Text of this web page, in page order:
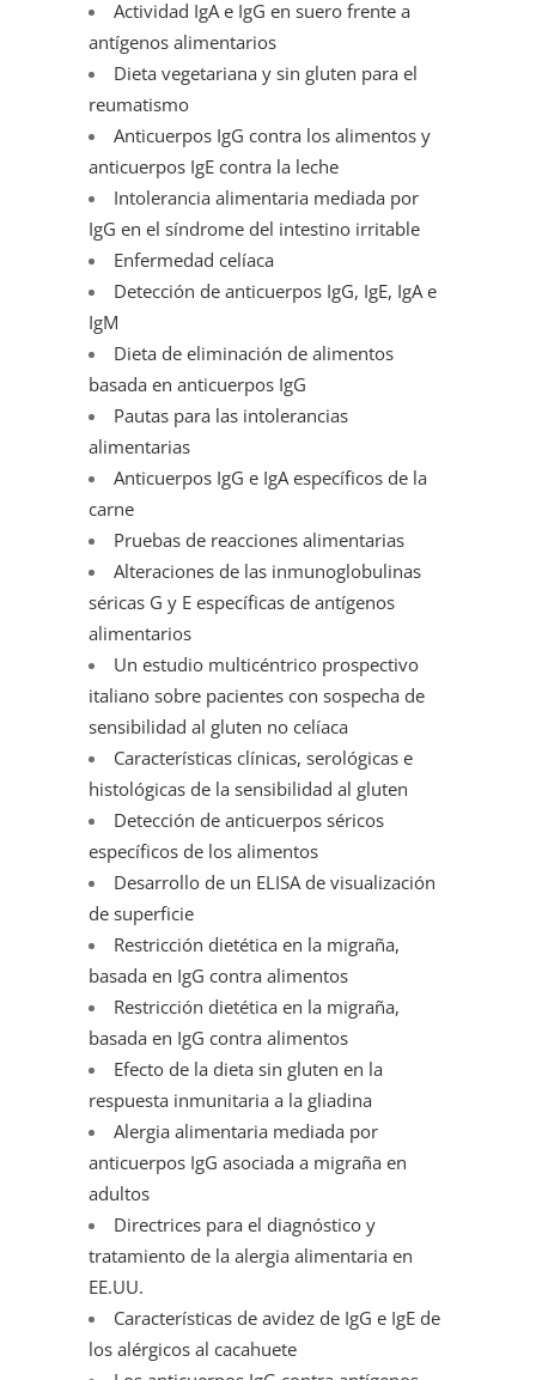
Actividad IgA e IgG en suero frente a
antígenos alimentarios
Dieta vegetariana y sin gluten para el
reumatismo
Anticuerpos IgG contra los alimentos y
anticuerpos IgE contra la leche
Intolerancia alimentaria mediada por
IgG en el síndrome del intestino irritable
Enfermedad celíaca
Detección de anticuerpos IgG, IgE, IgA e
IgM
Dieta de eliminación de alimentos
basada en anticuerpos IgG
Pautas para las intolerancias
alimentarias
Anticuerpos IgG e IgA específicos de la
carne
Pruebas de reacciones alimentarias
Alteraciones de las inmunoglobulinas
séricas G y E específicas de antígenos
alimentarios
Un estudio multicéntrico prospectivo
italiano sobre pacientes con sospecha de
sensibilidad al gluten no celíaca
Características clínicas, serológicas e
histológicas de la sensibilidad al gluten
Detección de anticuerpos séricos
específicos de los alimentos
Desarrollo de un ELISA de visualización
de superficie
Restricción dietética en la migraña,
basada en IgG contra alimentos
Restricción dietética en la migraña,
basada en IgG contra alimentos
Efecto de la dieta sin gluten en la
respuesta inmunitaria a la gliadina
Alergia alimentaria mediada por
anticuerpos IgG asociada a migraña en
adultos
Directrices para el diagnóstico y
tratamiento de la alergia alimentaria en
EE.UU.
Características de avidez de IgG e IgE de
los alérgicos al cacahuete